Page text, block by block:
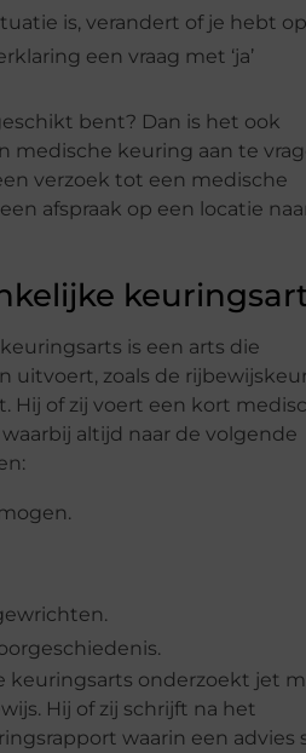
is, verandert of je hebt
een vraag met ‘ja’
bent? Dan is het ook
medische keuring aan te
verzoek tot een medische
afspraak op een locatie
is een arts die
uitvoert, zoals de
Hij of zij voert een kort
altijd naar de volgende
keuringsarts onderzoekt jet
Hij of zij schrijft na het
waarin een advies